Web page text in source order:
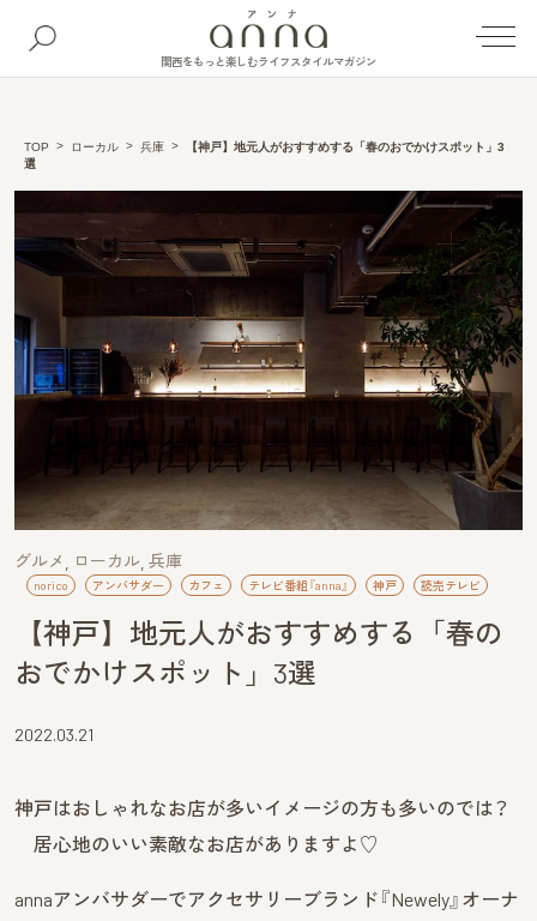
関西をもっと楽しむライフスタイルマガジン
TOP ローカル 兵庫
【神戸】地元人がおすすめする「春のおでかけスポット」3
選
グルメ ローカル 兵庫
norico アンバサダー カフェ テレビ番組『anna』 神戸 読売テレビ
【神戸】地元人がおすすめする「春の
おでかけスポット」3選
2022.03.21
神戸はおしゃれなお店が多いイメージの方も多いのでは？
居心地のいい素敵なお店がありますよ♡
annaアンバサダーでアクセサリーブランド『Newely』オーナ